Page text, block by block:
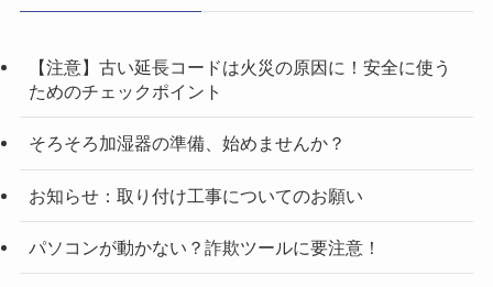
【注意】古い延長コードは火災の原因に！安全に使う
ためのチェックポイント
そろそろ加湿器の準備、始めませんか？
お知らせ：取り付け工事についてのお願い
パソコンが動かない？詐欺ツールに要注意！